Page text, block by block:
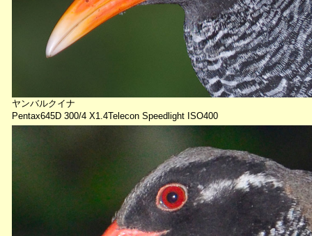
ヤンバルクイナ
Pentax645D 300/4 X1.4Telecon Speedlight ISO400